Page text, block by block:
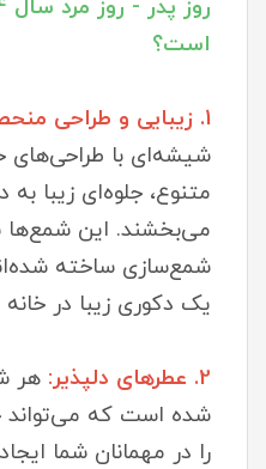
است؟
1. زیبایی و طراحی منحصر به فرد:
شیشه‌ای با طراحی‌های
متنوع، جلوه‌ای زیبا
می‌بخشند. این شمع‌ها
شمع‌سازی ساخته
یک دکوری زیبا در
2. عطرهای دلپذیر:
هر
شده است که
را در مهمانان شما